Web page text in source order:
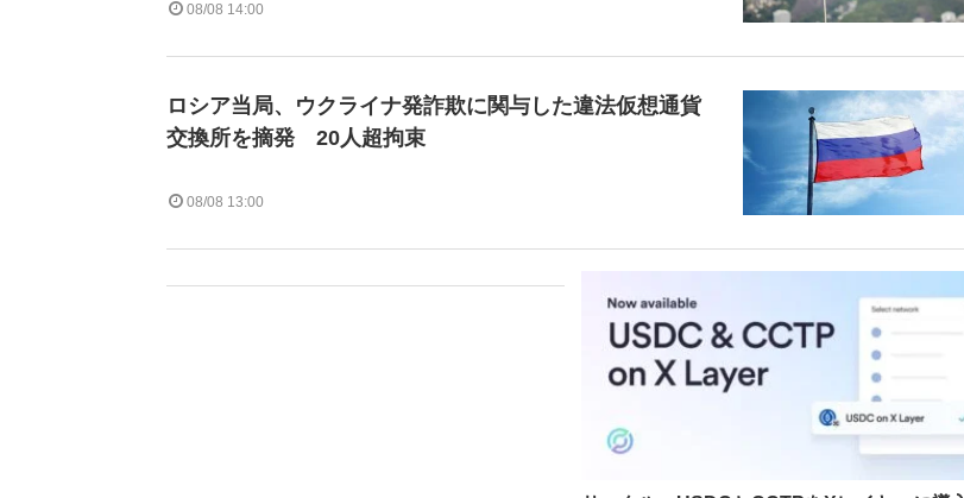
08/08 14:00
ロシア当局、ウクライナ発詐欺に関与した違法仮想通貨
交換所を摘発 20人超拘束
08/08 13:00